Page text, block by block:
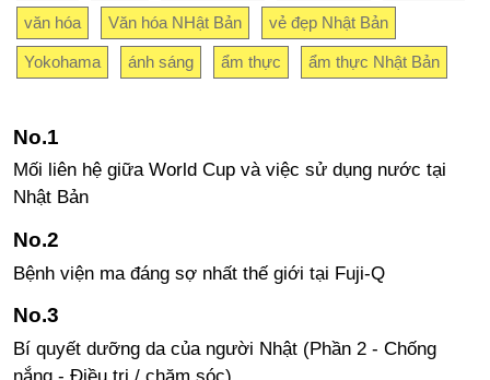
văn hóa Văn hóa NHật Bản vẻ đẹp Nhật Bản
Yokohama ánh sáng ẩm thực ẩm thực Nhật Bản
Mối liên hệ giữa World Cup và việc sử dụng nước tại
Nhật Bản
Bệnh viện ma đáng sợ nhất thế giới tại Fuji-Q
Bí quyết dưỡng da của người Nhật (Phần 2 - Chống